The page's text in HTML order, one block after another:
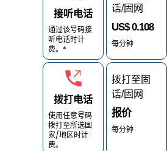
接听电话
通过该号码接
听电话时计
费。*
拨打电话
使用任意号码
拨打至所选国
家/地区时计
费。
话/固网
US$ 0.108
每分钟
拨打至固
话/固网
报价
每分钟